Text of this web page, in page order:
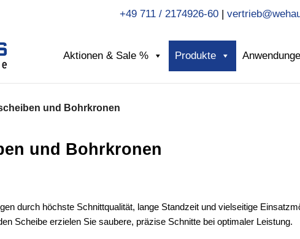
+49 711 / 2174926-60|
Aktionen & Sale % Produkte
und Bohrkronen
und Bohrkronen
durch höchste Schnittqualität, lange Standzeit und vielseitige
Scheibe erzielen Sie saubere, präzise Schnitte bei optimaler Leistung.